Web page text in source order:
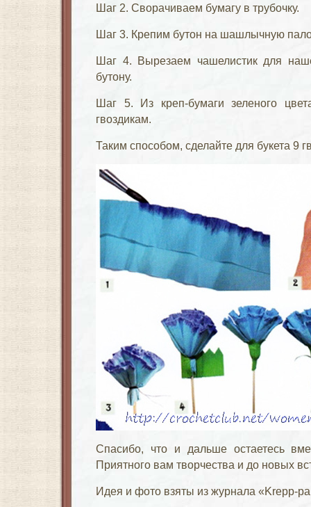
Шаг 2. Сворачиваем бумагу в трубочку.
Шаг 3. Крепим бутон на шашлычную
Шаг 4. Вырезаем чашелистик для
бутону.
Шаг 5. Из креп-бумаги зеленого
гвоздикам.
Таким способом, сделайте для букета 9
Спасибо, что и дальше остаетесь
Приятного вам творчества и до новых
Идея и фото взяты из журнала «Krepp-